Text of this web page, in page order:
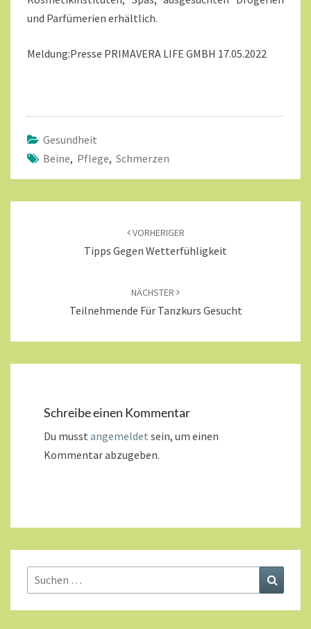
und Parfümerien erhältlich.
Meldung:Presse PRIMAVERA LIFE GMBH 17.05.2022
Gesundheit
Beine, Pflege, Schmerzen
VORHERIGER
Tipps Gegen Wetterfühligkeit
NÄCHSTER
Teilnehmende Für Tanzkurs Gesucht
Schreibe einen Kommentar
Du musst angemeldet sein, um einen
Kommentar abzugeben.
Suchen
nach: